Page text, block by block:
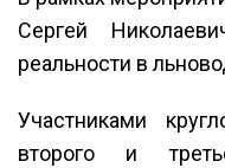
Сергей
реальности в
Участниками
второго и